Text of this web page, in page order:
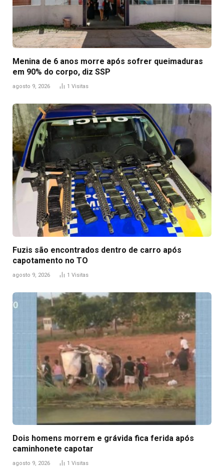
Menina de 6 anos morre após sofrer queimaduras
em 90% do corpo, diz SSP
agosto 9, 2026 1 Visitas
Fuzis são encontrados dentro de carro após
capotamento no TO
agosto 9, 2026 1 Visitas
Dois homens morrem e grávida fica ferida após
caminhonete capotar
agosto 9, 2026 1 Visitas